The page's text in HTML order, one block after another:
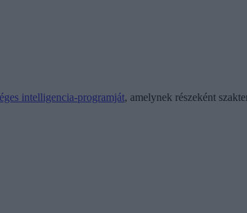
intelligencia-programját, amelynek részeként